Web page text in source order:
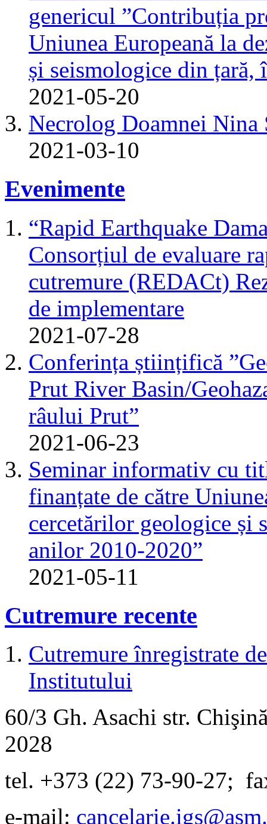
genericul ”Contribuția
Uniunea Europeană la
și seismologice din țară,
2021-05-20
Necrolog Doamnei
2021-03-10
Evenimente
“Rapid Earthquake
Consorțiul de evaluare
cutremure (REDACt)
de implementare
2021-07-28
Conferința științifică
Prut River Basin/
râului Prut”
2021-06-23
Seminar informativ cu
finanțate de către
cercetărilor geologice și
anilor 2010-2020”
2021-05-11
Cutremure recente
Cutremure înregistrate
Institutului
60/3 Gh. Asachi str.
2028
tel. +373 (22) 73-90-27;
e-mail: